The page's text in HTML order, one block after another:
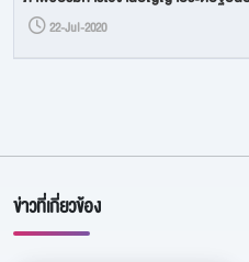
22-Jul-2020
ข่าวที่เกี่ยวข้อง